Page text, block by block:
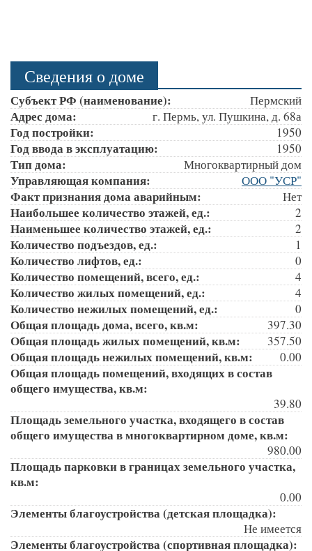
Сведения о доме
Субъект РФ (наименование): Пермский
Адрес дома: г. Пермь, ул. Пушкина, д. 68а
Год постройки: 1950
Год ввода в эксплуатацию: 1950
Тип дома: Многоквартирный дом
Управляющая компания: ООО "УСР"
Факт признания дома аварийным: Нет
Наибольшее количество этажей, ед.: 2
Наименьшее количество этажей, ед.: 2
Количество подъездов, ед.: 1
Количество лифтов, ед.: 0
Количество помещений, всего, ед.: 4
Количество жилых помещений, ед.: 4
Количество нежилых помещений, ед.: 0
Общая площадь дома, всего, кв.м: 397.30
Общая площадь жилых помещений, кв.м: 357.50
Общая площадь нежилых помещений, кв.м: 0.00
Общая площадь помещений, входящих в состав
общего имущества, кв.м:
39.80
Площадь земельного участка, входящего в состав
общего имущества в многоквартирном доме, кв.м:
980.00
Площадь парковки в границах земельного участка,
кв.м:
0.00
Элементы благоустройства (детская площадка):
Не имеется
Элементы благоустройства (спортивная площадка):